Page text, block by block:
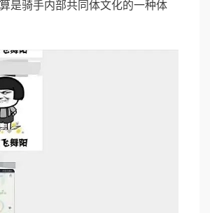
是骑手内部共同体文化的一种体